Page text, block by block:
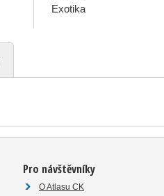
Exotika
Pro návštěvníky
O Atlasu CK